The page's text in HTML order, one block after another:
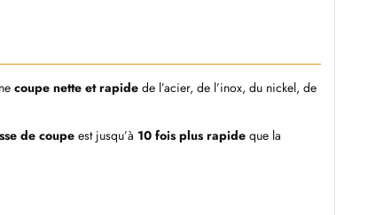
coupe nette et rapide de l’acier, de l’inox, du nickel, de
de coupe est jusqu’à 10 fois plus rapide que la